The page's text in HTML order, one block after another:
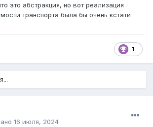
это абстракция, но вот реализация
транспорта была бы очень кстати
1
16 июля, 2024